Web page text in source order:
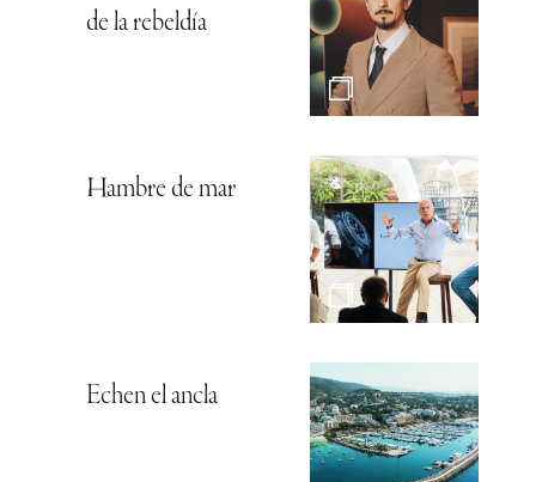
de la rebeldía
Hambre de mar
Echen el ancla